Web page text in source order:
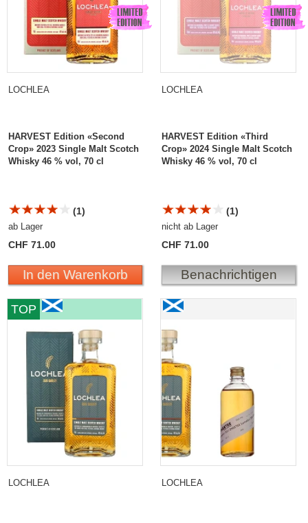
LOCHLEA
HARVEST Edition «Second
Crop» 2023 Single Malt Scotch
Whisky 46 % vol, 70 cl
(1)
ab Lager
CHF 71.00
In den Warenkorb
LOCHLEA
HARVEST Edition «Third
Crop» 2024 Single Malt Scotch
Whisky 46 % vol, 70 cl
(1)
nicht ab Lager
CHF 71.00
Benachrichtigen
Lochlea OUR BARLEY Single Malt Scotch Whisky
TOP
LOCHLEA
Lochlea OUR BARLEY
Sampler
LOCHLEA